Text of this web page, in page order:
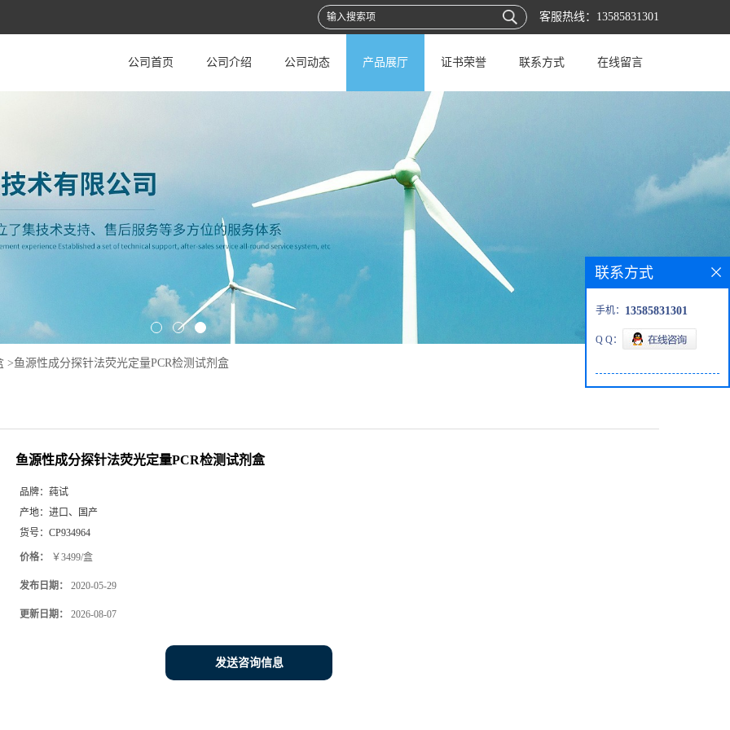
客服热线： 13585831301
公司首页 公司介绍 公司动态 产品展厅 证书荣誉 联系方式 在线留言
>鱼源性成分探针法荧光定量PCR检测试剂盒
鱼源性成分探针法荧光定量PCR检测试剂盒
品牌： 莼试
产地： 进口、国产
货号： CP934964
价格： ￥3499/盒
发布日期： 2020-05-29
更新日期： 2026-08-07
发送咨询信息
联系方式
手机： 13585831301
Q Q：